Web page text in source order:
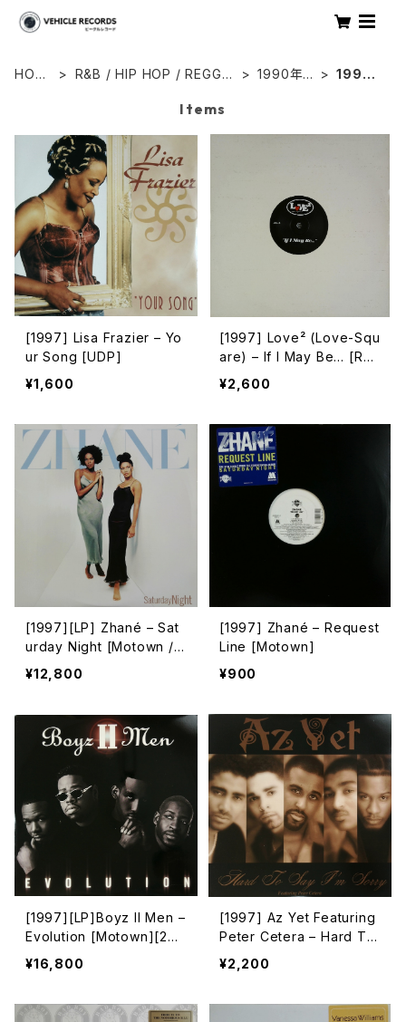
HOM
R&B / HIP HOP / REGGA
1990年
1997
Items
[1997] Lisa Frazier – Yo
ur Song [UDP]
¥1,600
[1997] Love² (Love-Squ
are) – If I May Be… [Rhy
thm Republic]
¥2,600
[1997][LP] Zhané – Sat
urday Night [Motown / Il
ltown Records][2枚組]
¥12,800
[1997] Zhané – Request
Line [Motown]
¥900
[1997][LP]Boyz II Men –
Evolution [Motown][2枚
組]
¥16,800
[1997] Az Yet Featuring
Peter Cetera – Hard To
Say I'm Sorry [LaFace R
ecords]
¥2,200